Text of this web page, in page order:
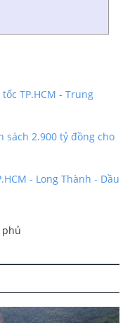
TP.HCM - Trung
sách 2.900 tỷ đồng cho
- Long Thành - Dầu
phủ